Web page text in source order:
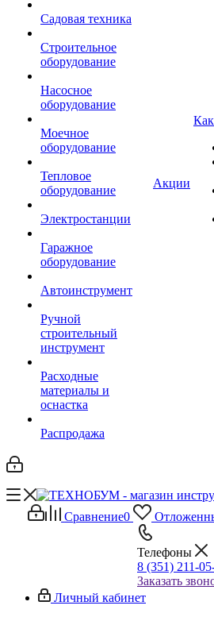
Садовая техника
Строительное
оборудование
Насосное
оборудование
Моечное
оборудование
Тепловое
оборудование
Электростанции
Гаражное
оборудование
Автоинструмент
Ручной
строительный
инструмент
Расходные
материалы и
оснастка
Распродажа
Акции
Сравнение0
Телефоны
8 (351) 211-
Заказать
Личный кабинет